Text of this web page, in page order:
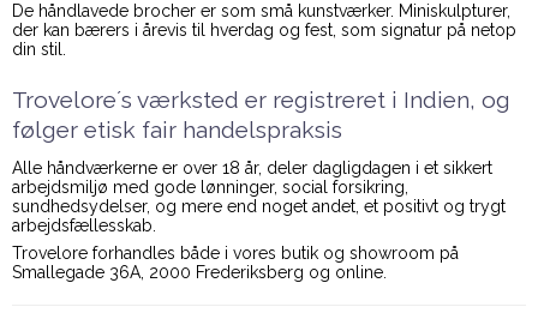
De håndlavede brocher er som små kunstværker. Miniskulpturer,
der kan bærers i årevis til hverdag og fest, som signatur på netop
din stil.
Trovelore´s værksted er registreret i Indien, og
følger etisk fair handelspraksis
Alle håndværkerne er over 18 år, deler dagligdagen i et sikkert
arbejdsmiljø med gode lønninger, social forsikring,
sundhedsydelser, og mere end noget andet, et positivt og trygt
arbejdsfællesskab.
Trovelore forhandles både i vores butik og showroom på
Smallegade 36A, 2000 Frederiksberg og online.